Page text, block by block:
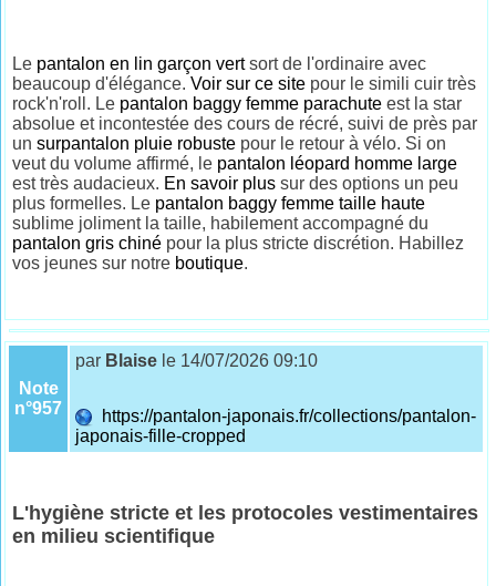
Le pantalon en lin garçon vertsort de l'ordinaire avec
beaucoup d'élégance.Voir sur ce site pour le simili cuir très
rock'n'roll. Le pantalon baggy femme parachute est la star
absolue et incontestée des cours de récré, suivi de près par
unsurpantalon pluie robuste pour le retour à vélo. Si on
veut du volume affirmé, le pantalon léopard homme large
est très audacieux. En savoir plus sur des options un peu
plus formelles. Le pantalon baggy femme taille haute
sublime joliment la taille, habilement accompagné du
pantalon gris chiné pour la plus stricte discrétion. Habillez
vos jeunes sur notre boutique.
Note
n°957
par Blaise le 14/07/2026 09:10
https://pantalon-japonais.fr/collections/pantalon-
japonais-fille-cropped
L'hygiène stricte et les protocoles vestimentaires
en milieu scientifique